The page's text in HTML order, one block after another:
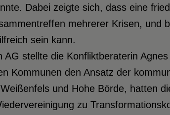
Dabei zeigte sich, dass eine
mehrerer Krisen, und
sein kann.
AG stellte die Konfliktberaterin
Kommunen den Ansatz der
und Hohe Börde, hatten
zu